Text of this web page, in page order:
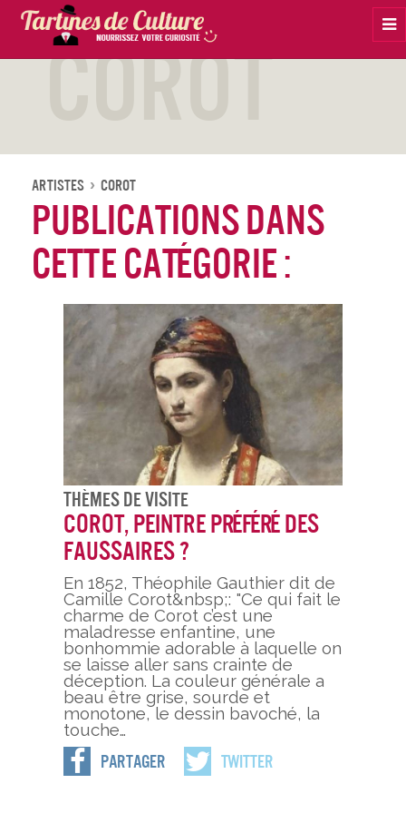
Corot
Artistes Corot
Publications dans
cette catégorie :
Thèmes De Visite
Corot, peintre préféré des
faussaires ?
En 1852, Théophile Gauthier dit de
Camille Corot&nbsp;: "Ce qui fait le
charme de Corot c’est une
maladresse enfantine, une
bonhommie adorable à laquelle on
se laisse aller sans crainte de
déception. La couleur générale a
beau être grise, sourde et
monotone, le dessin bavoché, la
touche…
Partager Twitter